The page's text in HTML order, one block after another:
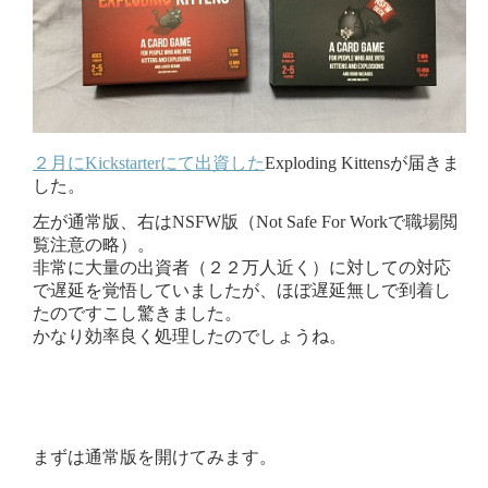
２月にKickstarterにて出資したExploding Kittensが届きま
した。
左が通常版、右はNSFW版（Not Safe For Workで職場閲
覧注意の略）。
非常に大量の出資者（２２万人近く）に対しての対応
で遅延を覚悟していましたが、ほぼ遅延無しで到着し
たのですこし驚きました。
かなり効率良く処理したのでしょうね。
まずは通常版を開けてみます。